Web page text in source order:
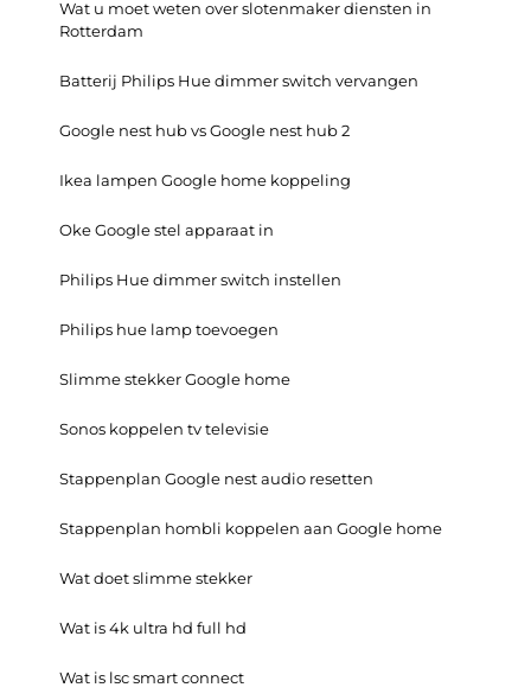
Wat u moet weten over slotenmaker diensten in
Rotterdam
Batterij Philips Hue dimmer switch vervangen
Google nest hub vs Google nest hub 2
Ikea lampen Google home koppeling
Oke Google stel apparaat in
Philips Hue dimmer switch instellen
Philips hue lamp toevoegen
Slimme stekker Google home
Sonos koppelen tv televisie
Stappenplan Google nest audio resetten
Stappenplan hombli koppelen aan Google home
Wat doet slimme stekker
Wat is 4k ultra hd full hd
Wat is lsc smart connect